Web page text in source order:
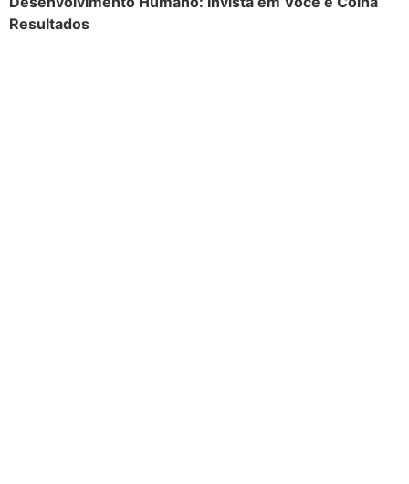
Resultados